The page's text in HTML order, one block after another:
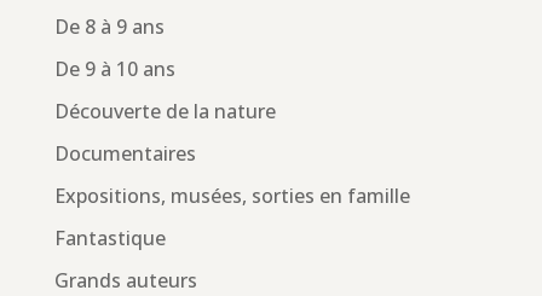
De 8 à 9 ans
De 9 à 10 ans
Découverte de la nature
Documentaires
Expositions, musées, sorties en famille
Fantastique
Grands auteurs